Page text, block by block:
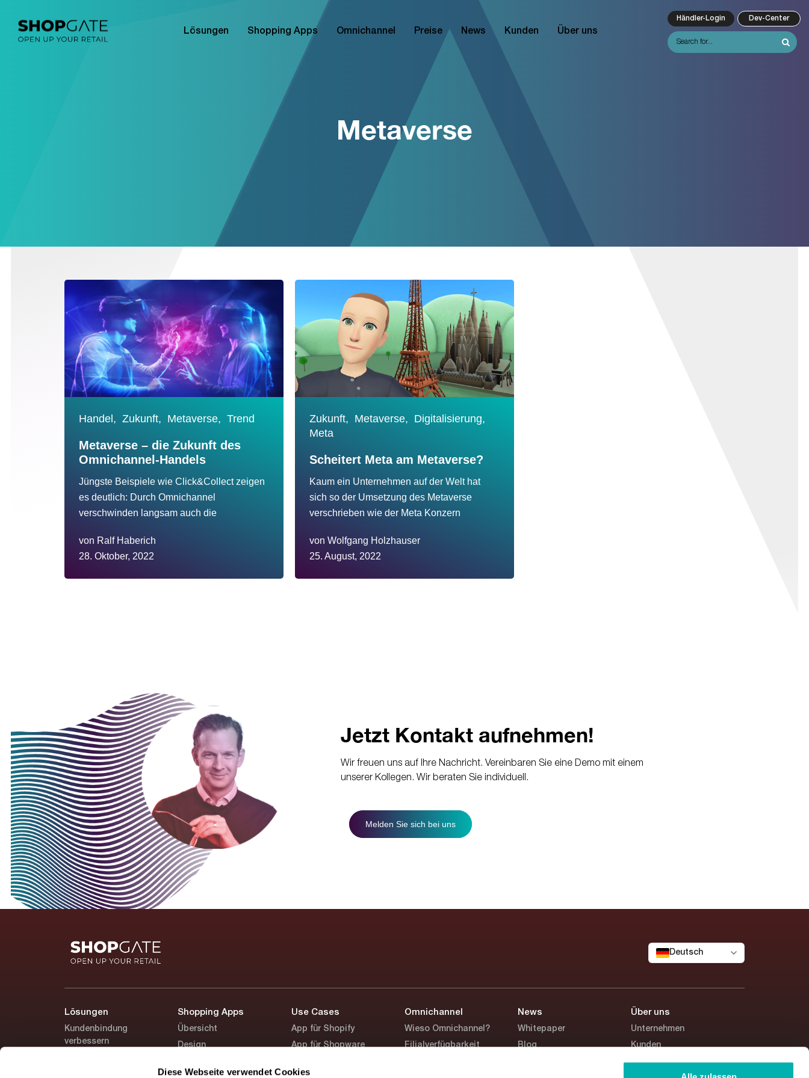
Diese Webseite verwendet Cookies
Lösungen Shopping Apps Omnichannel Preise News Kunden Über uns
Händler-Login Dev-Center
Metaverse
Handel, Zukunft, Metaverse, Trend
Metaverse – die Zukunft des
Omnichannel-Handels
Jüngste Beispiele wie Click&Collect zeigen
es deutlich: Durch Omnichannel
verschwinden langsam auch die
von Ralf Haberich
28. Oktober, 2022
Zukunft, Metaverse, Digitalisierung,
Meta
Scheitert Meta am Metaverse?
Kaum ein Unternehmen auf der Welt hat
sich so der Umsetzung des Metaverse
verschrieben wie der Meta Konzern
von Wolfgang Holzhauser
25. August, 2022
Jetzt Kontakt aufnehmen!
Wir freuen uns auf Ihre Nachricht. Vereinbaren Sie eine Demo mit einem
unserer Kollegen. Wir beraten Sie individuell.
Melden Sie sich bei uns
Deutsch
Lösungen
Kundenbindung
verbessern
Shopping Apps
Übersicht
Design
Use Cases
App für Shopify
App für Shopware
Omnichannel
Wieso Omnichannel?
Filialverfügbarkeit
News
Whitepaper
Blog
Über uns
Unternehmen
Kunden
Karriere